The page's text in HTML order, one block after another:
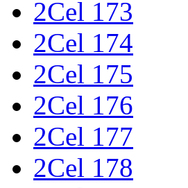
2Cel 173
2Cel 174
2Cel 175
2Cel 176
2Cel 177
2Cel 178